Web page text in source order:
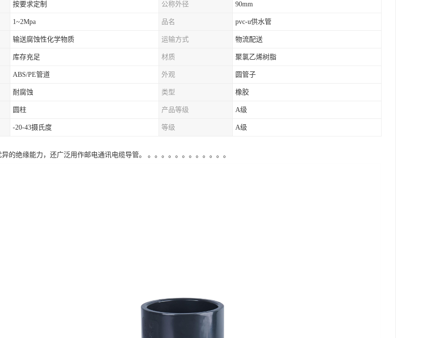
按要求定制 公称外径 90mm
1~2Mpa 品名 pvc-u供水管
输送腐蚀性化学物质 运输方式 物流配送
库存充足 材质 聚氯乙烯树脂
ABS/PE管道 外观 圆管子
耐腐蚀 类型 橡胶
圆柱 产品等级 A级
-20-43摄氏度 等级 A级
的绝缘能力，还广泛用作邮电通讯电缆导管。 。。。。。。。。。。。。